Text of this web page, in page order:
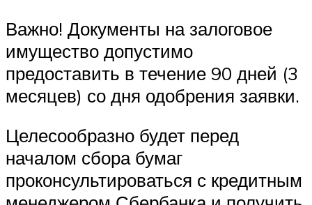
Важно! Документы на залоговое
имущество допустимо
предоставить в течение 90 дней (3
месяцев) со дня одобрения заявки.
Целесообразно будет перед
началом сбора бумаг
проконсультироваться с кредитным